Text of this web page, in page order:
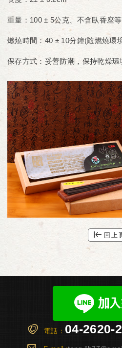
重量：100 ± 5公克、不含臥香座
燃燒時間：40 ± 10分鐘(隨燃燒環
保存方式：妥善防潮，保持乾燥環
回上
電話： 04-2620-